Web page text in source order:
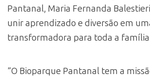
Pantanal, Maria Fernanda
unir aprendizado e diversão em
transformadora para toda a
“O Bioparque Pantanal tem a